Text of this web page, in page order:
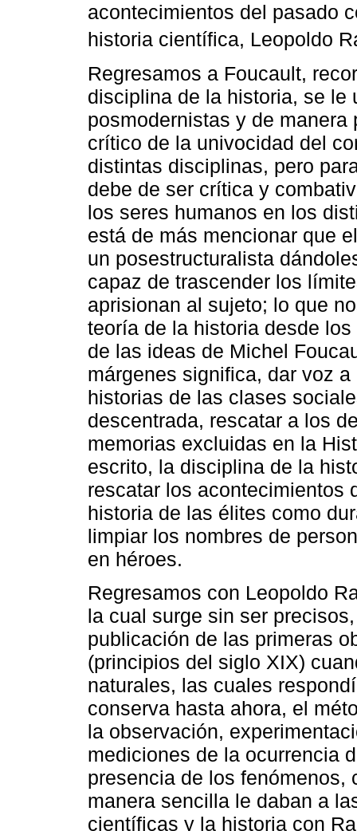
acontecimientos del pasado
historia científica, Leopoldo
Regresamos a Foucault,
disciplina de la historia, se le
posmodernistas y de
crítico de la univocidad del
distintas disciplinas, pero
debe de ser crítica y
los seres humanos en los
está de más mencionar que
un posestructuralista
capaz de trascender los
aprisionan al sujeto; lo que
teoría de la historia desde
de las ideas de Michel
márgenes significa, dar voz
historias de las clases
descentrada, rescatar a los
memorias excluidas en la
escrito, la disciplina de la
rescatar los acontecimientos
historia de las élites como
limpiar los nombres de
en héroes.
Regresamos con Leopoldo
la cual surge sin ser
publicación de las primeras
(principios del siglo XIX)
naturales, las cuales
conserva hasta ahora, el
la observación,
mediciones de la ocurrencia
presencia de los fenómenos,
manera sencilla le daban a
científicas y la historia con